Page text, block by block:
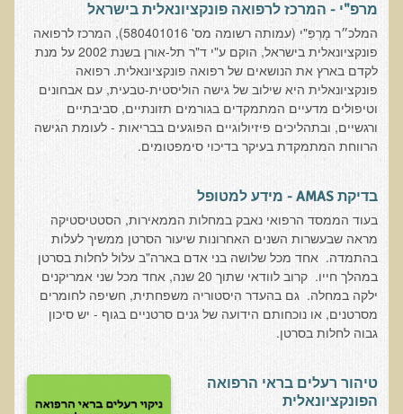
תסמונת הנוירון הוקסי
מחקרים וספרות מדעית
רפואת שיניים ללא כספית ואמלגם
גולשים ממליצים
צור קשר
סדנאות מעמיקות להסמכה
טיהור רעלים
שאלות ותשובות מסדנת טיהור רעלים
רכישת סדנת טיהור רעלים
שאלות ותשובות מסדנת סודות העיכול
מרפ"י - המרכז לרפואה פונקציונאלית בישראל
המלכ״ר מָרְפִּ"י (עמותה רשומה מס' 580401016), המרכז לרפואה
פונקציונאלית בישראל, הוקם ע"י ד"ר תל-אורן בשנת 2002 על מנת
לקדם בארץ את הנושאים של רפואה פונקציונאלית. רפואה
פונקציונאלית היא שילוב של גישה הוליסטית-טבעית, עם אבחונים
וטיפולים מדעיים המתמקדים בגורמים תזונתיים, סביבתיים
ורגשיים, ובתהליכים פיזיולוגיים הפוגעים בבריאות - לעומת הגישה
הרווחת המתמקדת בעיקר בדיכוי סימפטומים.
בדיקת AMAS - מידע למטופל
בעוד הממסד הרפואי נאבק במחלות הממאירות, הסטטיסטיקה
מראה שבעשרות השנים האחרונות שיעור הסרטן ממשיך לעלות
בהתמדה. אחד מכל שלושה בני אדם בארה"ב עלול לחלות בסרטן
במהלך חייו. קרוב לוודאי שתוך 20 שנה, אחד מכל שני אמריקנים
ילקה במחלה. גם בהעדר היסטוריה משפחתית, חשיפה לחומרים
מסרטנים, או נוכחותם הידועה של גנים סרטניים בגוף - יש סיכון
גבוה לחלות בסרטן.
טיהור רעלים בראי הרפואה
הפונקציונאלית